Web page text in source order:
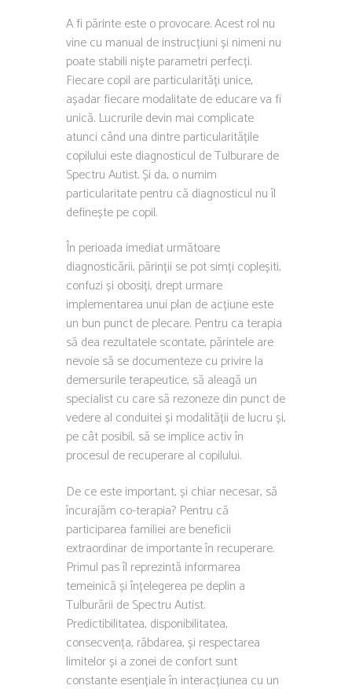
A fi părinte este o provocare. Acest rol nu
vine cu manual de instrucțiuni și nimeni nu
poate stabili niște parametri perfecți.
Fiecare copil are particularități unice,
așadar fiecare modalitate de educare va fi
unică. Lucrurile devin mai complicate
atunci când una dintre particularitățile
copilului este diagnosticul de Tulburare de
Spectru Autist. Și da, o numim
particularitate pentru că diagnosticul nu îl
definește pe copil.
În perioada imediat următoare
diagnosticării, părinții se pot simți copleșiti,
confuzi și obosiți, drept urmare
implementarea unui plan de acțiune este
un bun punct de plecare. Pentru ca terapia
să dea rezultatele scontate, părintele are
nevoie să se documenteze cu privire la
demersurile terapeutice, să aleagă un
specialist cu care să rezoneze din punct de
vedere al conduitei și modalității de lucru și,
pe cât posibil, să se implice activ în
procesul de recuperare al copilului.
De ce este important, și chiar necesar, să
încurajăm co-terapia? Pentru că
participarea familiei are beneficii
extraordinar de importante în recuperare.
Primul pas îl reprezintă informarea
temeinică și înțelegerea pe deplin a
Tulburării de Spectru Autist.
Predictibilitatea, disponibilitatea,
consecvența, răbdarea, și respectarea
limitelor și a zonei de confort sunt
constante esențiale în interacțiunea cu un